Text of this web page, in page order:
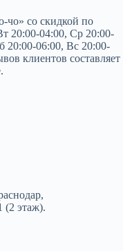
чо» со скидкой по
20:00-04:00, Ср 20:00-
20:00-06:00, Вс 20:00-
клиентов составляет
(2 этаж).